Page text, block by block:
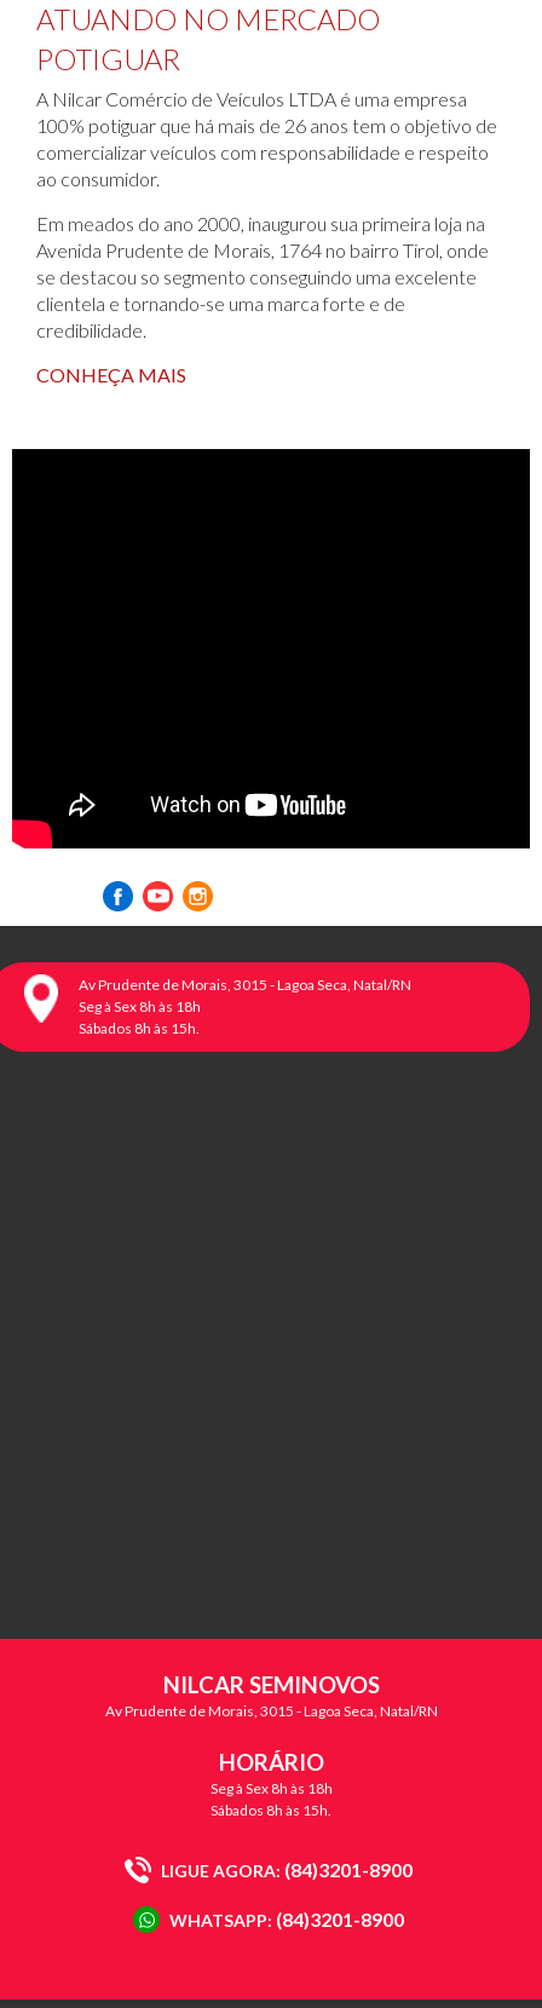
ATUANDO NO MERCADO
POTIGUAR
A Nilcar Comércio de Veículos LTDA é uma empresa
100% potiguar que há mais de 26 anos tem o objetivo de
comercializar veículos com responsabilidade e respeito
ao consumidor.
Em meados do ano 2000, inaugurou sua primeira loja na
Avenida Prudente de Morais, 1764 no bairro Tirol, onde
se destacou so segmento conseguindo uma excelente
clientela e tornando-se uma marca forte e de
credibilidade.
CONHEÇA MAIS
Av Prudente de Morais, 3015 - Lagoa Seca, Natal/RN
Seg à Sex 8h às 18h
Sábados 8h às 15h.
NILCAR SEMINOVOS
Av Prudente de Morais, 3015 - Lagoa Seca, Natal/RN
HORÁRIO
Seg à Sex 8h às 18h
Sábados 8h às 15h.
LIGUE AGORA: (84)3201-8900
WHATSAPP: (84)3201-8900